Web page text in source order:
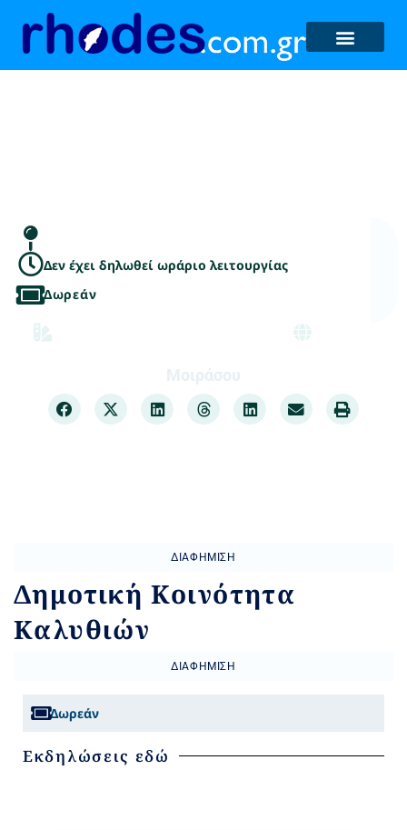
Δεν έχει δηλωθεί ωράριο λειτουργίας
Δωρεάν
ΔΙΑΦΉΜΙΣΗ
Δημοτική Κοινότητα
Καλυθιών
ΔΙΑΦΉΜΙΣΗ
Δωρεάν
Εκδηλώσεις εδώ